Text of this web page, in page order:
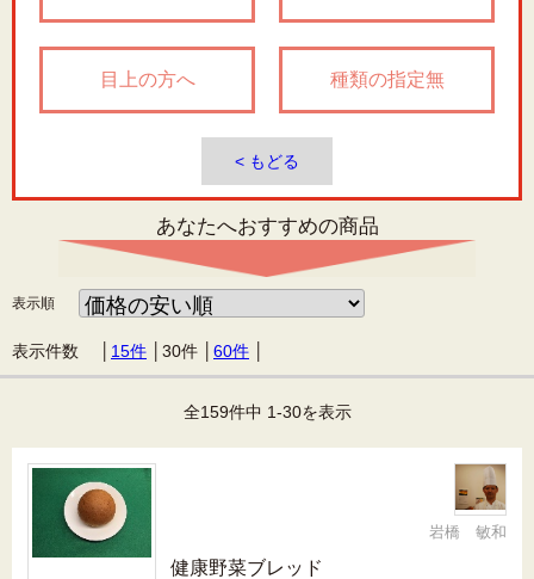
目上の方へ 種類の指定無
< もどる
あなたへおすすめの商品
表示順
表示件数 │ 15件 30件 60件
全159件中 1-30を表示
岩橋 敏和
健康野菜ブレッド